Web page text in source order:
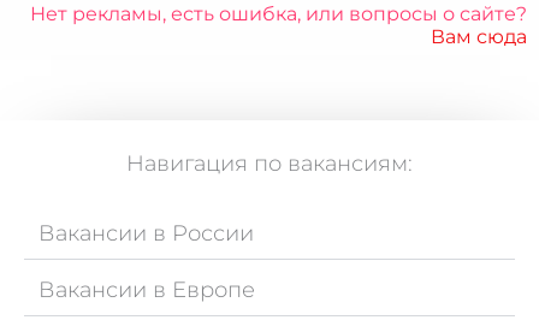
Нет рекламы, есть ошибка, или вопросы о сайте?
Вам сюда
Навигация по вакансиям:
Вакансии в России
Вакансии в Европе